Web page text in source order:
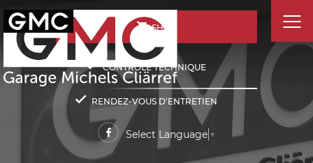
SHOP
CONTRÔLE TECHNIQUE
RENDEZ-VOUS D'ENTRETIEN
Select Language ▼